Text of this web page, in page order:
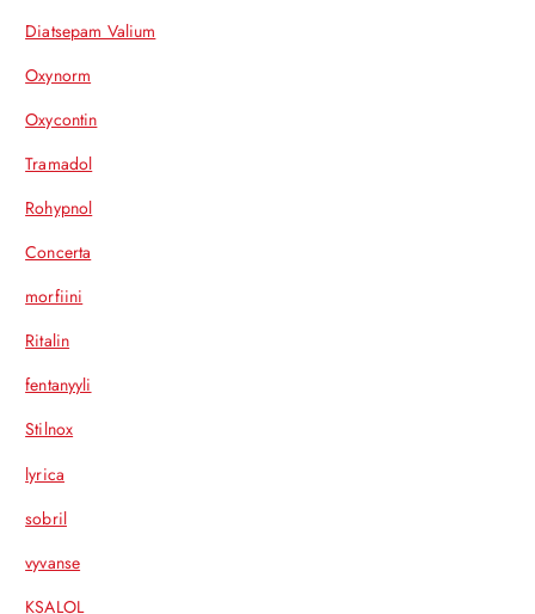
Diatsepam Valium
Oxynorm
Oxycontin
Tramadol
Rohypnol
Concerta
morfiini
Ritalin
fentanyyli
Stilnox
lyrica
sobril
vyvanse
KSALOL